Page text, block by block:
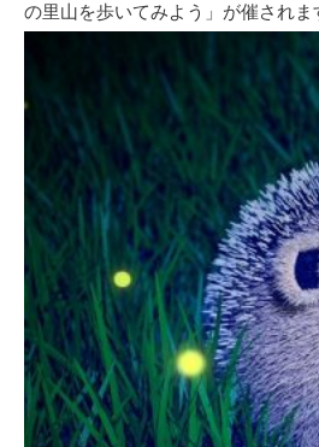
の里山を歩いてみよう」が催されま